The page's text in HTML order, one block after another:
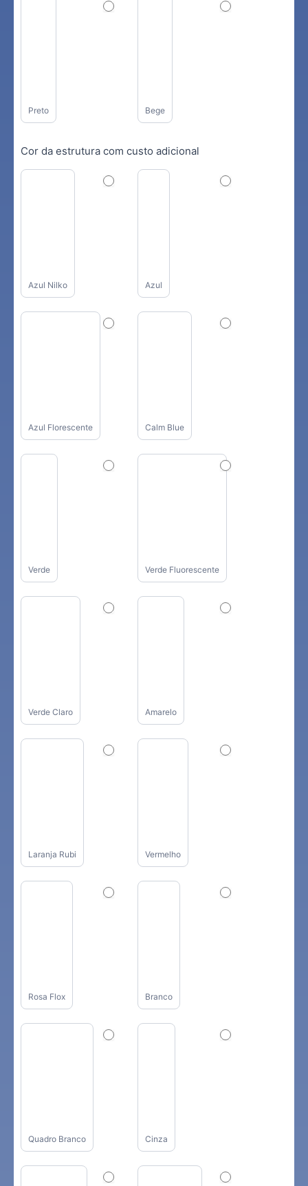
Preto Bege
Cor da estrutura com custo adicional
Azul Nilko Azul
Azul Florescente Calm Blue
Verde Verde Fluorescente
Verde Claro Amarelo
Laranja Rubi Vermelho
Rosa Flox Branco
Quadro Branco Cinza